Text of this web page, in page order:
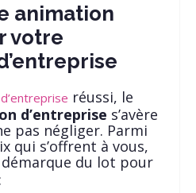
animation
votre
réussi, le
d’entreprise s’avère
pas négliger. Parmi
qui s’offrent à vous,
démarque du lot pour